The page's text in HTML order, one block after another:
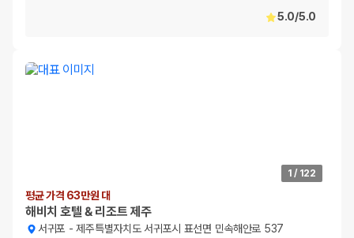
5.0/5.0
1 / 122
평균 가격 63만원 대
해비치 호텔 & 리조트 제주
서귀포 -제주특별자치도 서귀포시 표선면 민속해안로 537